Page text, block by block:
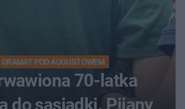
DRAMAT POD AUGUSTOWEM
70-latka
do sąsiadki. Pijany